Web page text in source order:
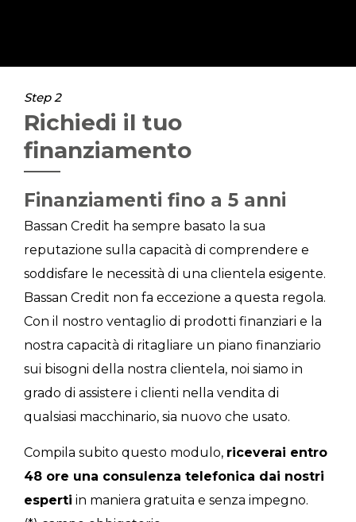
Step 2
Richiedi il tuo
finanziamento
Finanziamenti fino a 5 anni
Bassan Credit ha sempre basato la sua
reputazione sulla capacità di comprendere e
soddisfare le necessità di una clientela esigente.
Bassan Credit non fa eccezione a questa regola.
Con il nostro ventaglio di prodotti finanziari e la
nostra capacità di ritagliare un piano finanziario
sui bisogni della nostra clientela, noi siamo in
grado di assistere i clienti nella vendita di
qualsiasi macchinario, sia nuovo che usato.
Compila subito questo modulo, riceverai entro
48 ore una consulenza telefonica dai nostri
esperti in maniera gratuita e senza impegno.